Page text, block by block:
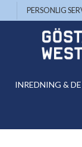
PERSONLIG
INREDNING &